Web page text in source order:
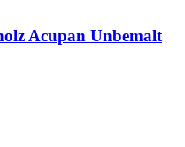
Acupan Unbemalt